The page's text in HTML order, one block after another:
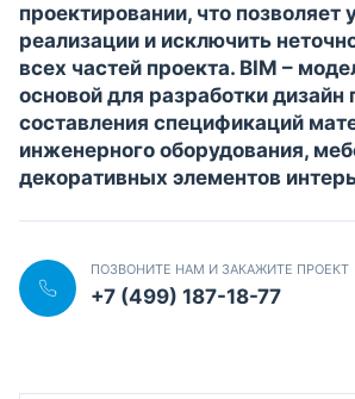
проектировании, что позволяет
реализации и исключить
всех частей проекта. BIM –
основой для разработки дизайн
составления спецификаций
инженерного оборудования,
декоративных элементов
ПОЗВОНИТЕ НАМ И ЗАКАЖИТЕ ПРОЕКТ
+7 (499) 187-18-77